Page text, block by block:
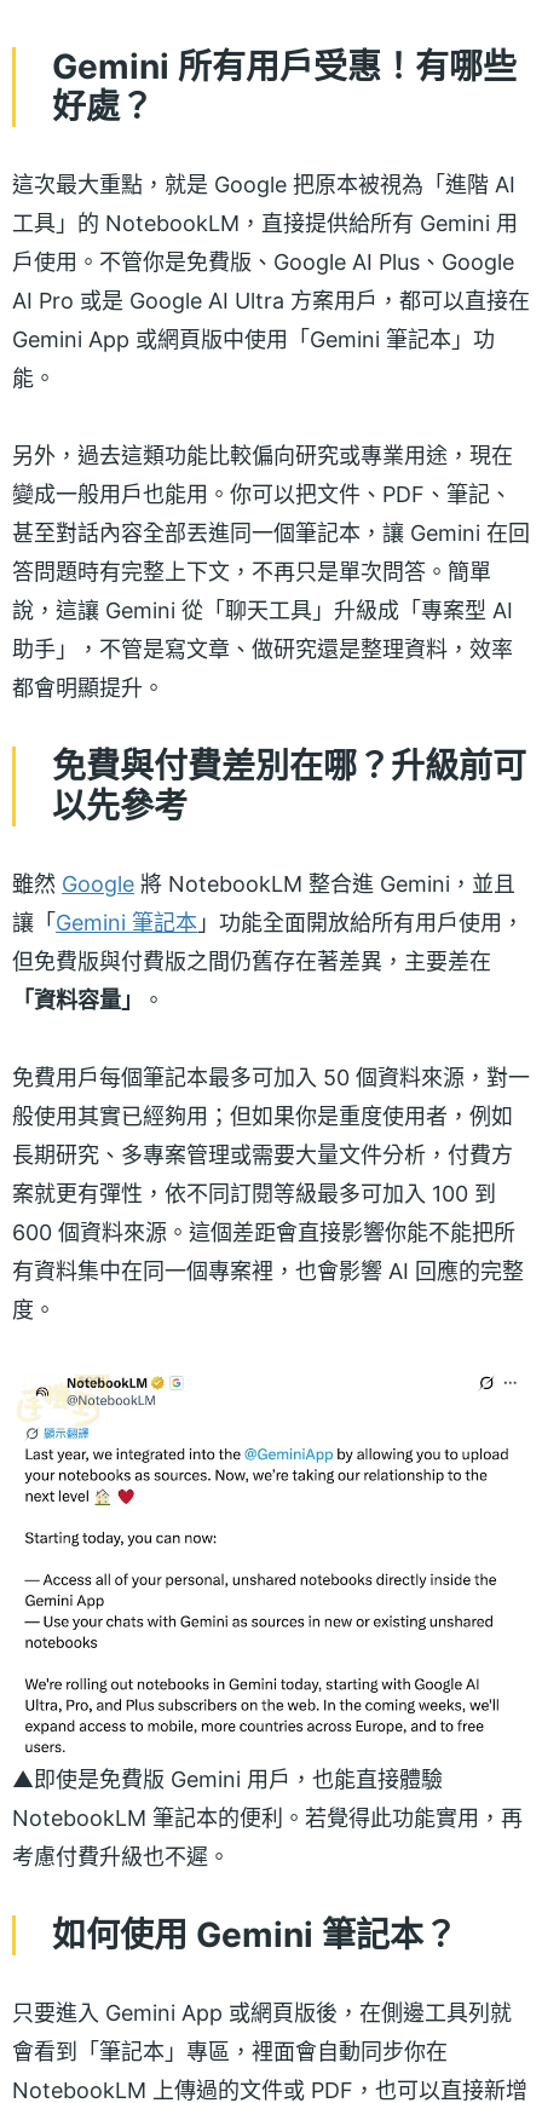
Gemini 所有用戶受惠！有哪些
好處？
這次最大重點，就是 Google 把原本被視為「進階 AI
工具」的 NotebookLM，直接提供給所有 Gemini 用
戶使用。不管你是免費版、Google AI Plus、Google
AI Pro 或是 Google AI Ultra 方案用戶，都可以直接在
Gemini App 或網頁版中使用「Gemini 筆記本」功
能。
另外，過去這類功能比較偏向研究或專業用途，現在
變成一般用戶也能用。你可以把文件、PDF、筆記、
甚至對話內容全部丟進同一個筆記本，讓 Gemini 在回
答問題時有完整上下文，不再只是單次問答。簡單
說，這讓 Gemini 從「聊天工具」升級成「專案型 AI
助手」，不管是寫文章、做研究還是整理資料，效率
都會明顯提升。
免費與付費差別在哪？升級前可
以先參考
雖然 Google 將 NotebookLM 整合進 Gemini，並且
讓「Gemini 筆記本 」功能全面開放給所有用戶使用，
但免費版與付費版之間仍舊存在著差異，主要差在
「資料容量」
。
免費用戶每個筆記本最多可加入 50 個資料來源，對一
般使用其實已經夠用；但如果你是重度使用者，例如
長期研究、多專案管理或需要大量文件分析，付費方
案就更有彈性，依不同訂閱等級最多可加入 100 到
600 個資料來源。這個差距會直接影響你能不能把所
有資料集中在同一個專案裡，也會影響 AI 回應的完整
度。
▲即使是免費版 Gemini 用戶，也能直接體驗
NotebookLM 筆記本的便利。若覺得此功能實用，再
考慮付費升級也不遲。
如何使用 Gemini 筆記本？
只要進入 Gemini App 或網頁版後，在側邊工具列就
會看到「筆記本」專區，裡面會自動同步你在
NotebookLM 上傳過的文件或 PDF，也可以直接新增